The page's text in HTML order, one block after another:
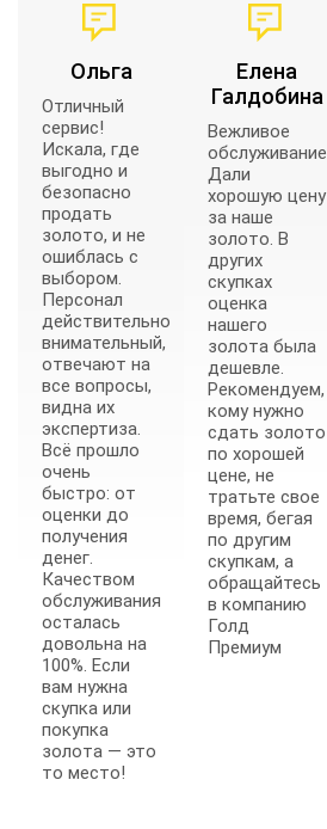
Ольга
Отличный
сервис!
Искала, где
выгодно и
безопасно
продать
золото, и не
ошиблась с
выбором.
Персонал
действительно
внимательный,
отвечают на
все вопросы,
видна их
экспертиза.
Всё прошло
очень
быстро: от
оценки до
получения
денег.
Качеством
обслуживания
осталась
довольна на
100%. Если
вам нужна
скупка или
покупка
золота — это
то место!
Елена
Галдобина
Вежливое
обслуживание.
Дали
хорошую цену
за наше
золото. В
других
скупках
оценка
нашего
золота была
дешевле.
Рекомендуем,
кому нужно
сдать золото
по хорошей
цене, не
тратьте свое
время, бегая
по другим
скупкам, а
обращайтесь
в компанию
Голд
Премиум